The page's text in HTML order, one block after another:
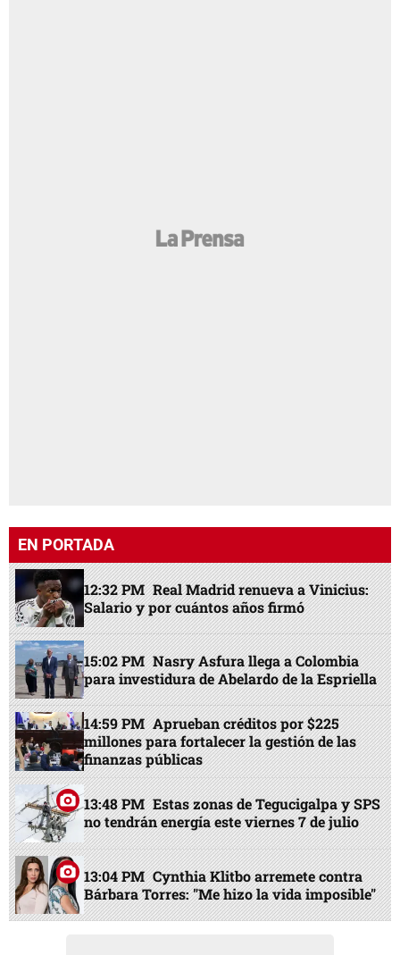
EN PORTADA
12:32 PM Real Madrid renueva a Vinicius:
Salario y por cuántos años firmó
15:02 PM Nasry Asfura llega a Colombia
para investidura de Abelardo de la Espriella
14:59 PM Aprueban créditos por $225
millones para fortalecer la gestión de las
finanzas públicas
13:48 PM Estas zonas de Tegucigalpa y SPS
no tendrán energía este viernes 7 de julio
13:04 PM Cynthia Klitbo arremete contra
Bárbara Torres: "Me hizo la vida imposible"